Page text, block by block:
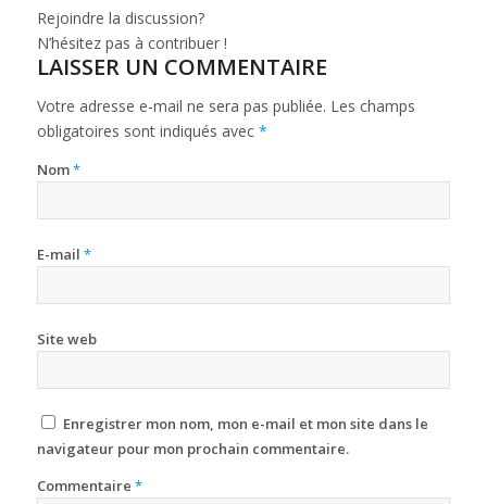
Rejoindre la discussion?
N’hésitez pas à contribuer !
LAISSER UN COMMENTAIRE
Votre adresse e-mail ne sera pas publiée. Les champs
obligatoires sont indiqués avec *
Nom*
E-mail *
Site web
Enregistrer mon nom, mon e-mail et mon site dans le
navigateur pour mon prochain commentaire.
Commentaire *